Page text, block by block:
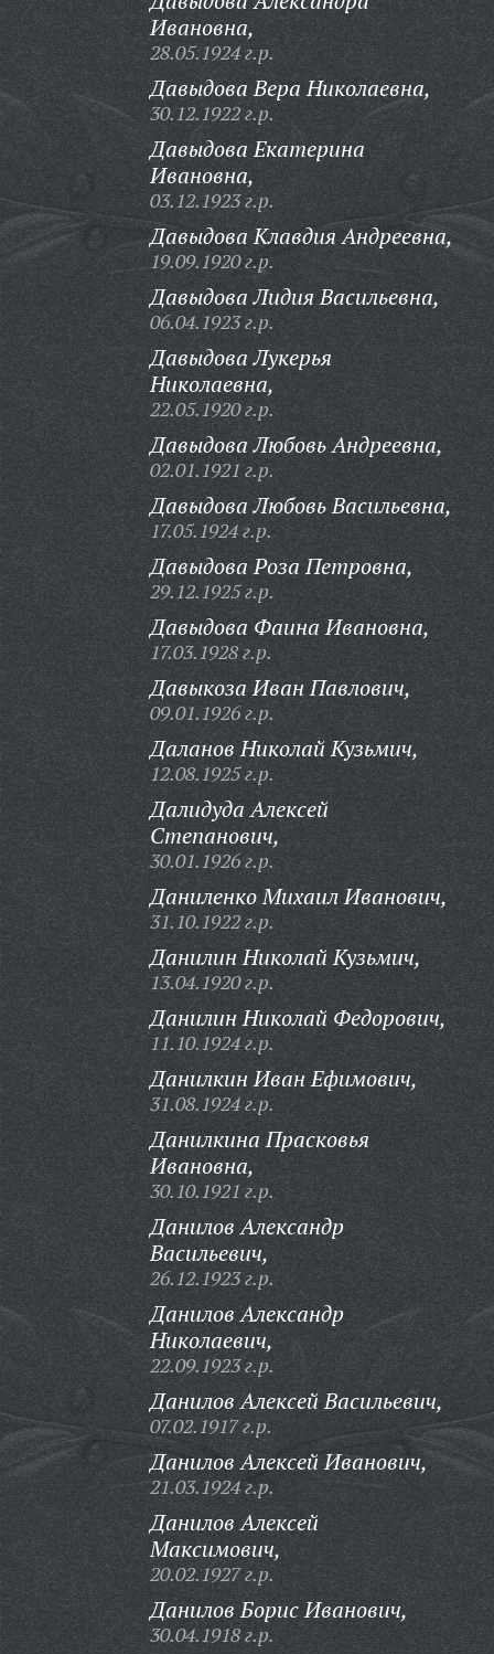
Ивановна,
28.05.1924 г.р.
Давыдова Вера Николаевна,
30.12.1922 г.р.
Давыдова Екатерина
Ивановна,
03.12.1923 г.р.
Давыдова Клавдия Андреевна,
19.09.1920 г.р.
Давыдова Лидия Васильевна,
06.04.1923 г.р.
Давыдова Лукерья
Николаевна,
22.05.1920 г.р.
Давыдова Любовь Андреевна,
02.01.1921 г.р.
Давыдова Любовь Васильевна,
17.05.1924 г.р.
Давыдова Роза Петровна,
29.12.1925 г.р.
Давыдова Фаина Ивановна,
17.03.1928 г.р.
Давыкоза Иван Павлович,
09.01.1926 г.р.
Даланов Николай Кузьмич,
12.08.1925 г.р.
Далидуда Алексей
Степанович,
30.01.1926 г.р.
Даниленко Михаил Иванович,
31.10.1922 г.р.
Данилин Николай Кузьмич,
13.04.1920 г.р.
Данилин Николай Федорович,
11.10.1924 г.р.
Данилкин Иван Ефимович,
31.08.1924 г.р.
Данилкина Прасковья
Ивановна,
30.10.1921 г.р.
Данилов Александр
Васильевич,
26.12.1923 г.р.
Данилов Александр
Николаевич,
22.09.1923 г.р.
Данилов Алексей Васильевич,
07.02.1917 г.р.
Данилов Алексей Иванович,
21.03.1924 г.р.
Данилов Алексей
Максимович,
20.02.1927 г.р.
Данилов Борис Иванович,
30.04.1918 г.р.